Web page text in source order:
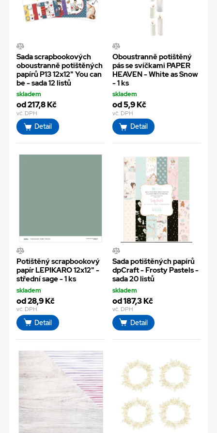
Sada scrapbookových
oboustranně potištěných
papírů P13 12x12" You can
be - sada 12 listů
skladem
od 217,8 Kč
vč. DPH
Detail
Oboustranně potištěný
pás se svíčkami PAPER
HEAVEN - White as Snow
- 1 ks
skladem
od 5,9 Kč
vč. DPH
Detail
Potištěný scrapbookový
papír LEPIKARO 12x12" -
střední sage - 1 ks
skladem
od 28,9 Kč
vč. DPH
Detail
Sada potištěných papírů
dpCraft - Frosty Pastels -
sada 20 listů
skladem
od 187,3 Kč
vč. DPH
Detail